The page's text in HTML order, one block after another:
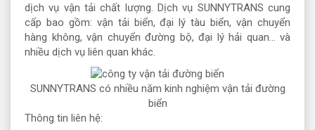
dịch vụ vận tải chất lượng. Dịch vụ SUNNYTRANS cung
cấp bao gồm: vận tải biển, đại lý tàu biển, vận chuyển
hàng không, vận chuyển đường bộ, đại lý hải quan… và
nhiều dịch vụ liên quan khác.
SUNNYTRANS có nhiều năm kinh nghiệm vận tải đường
biển
Thông tin liên hệ: